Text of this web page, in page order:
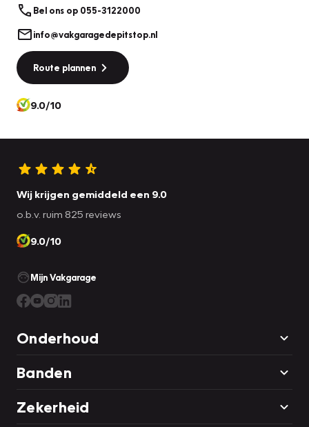
Bel ons op 055-3122000
info@vakgaragedepitstop.nl
Route plannen
9.0/10
Wij krijgen gemiddeld een 9.0
o.b.v. ruim 825 reviews
9.0/10
Mijn Vakgarage
Onderhoud
Banden
Zekerheid